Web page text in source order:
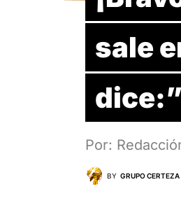
sale
Por:
BY GRUPO CERTEZA